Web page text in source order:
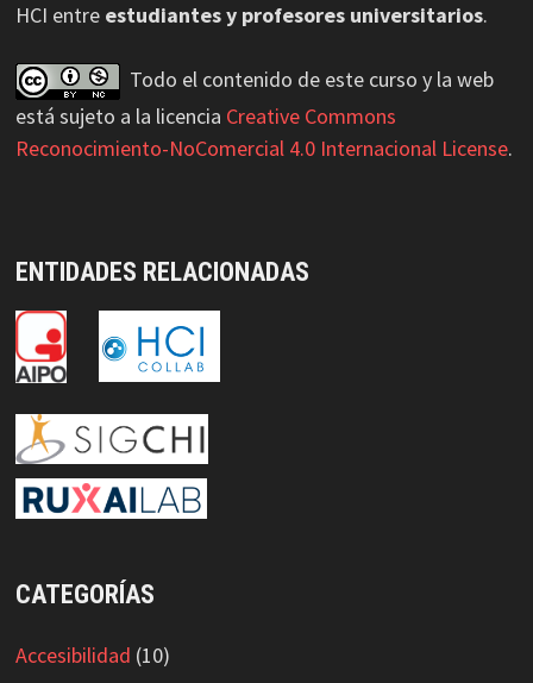
HCI entre estudiantes y profesores universitarios.
Todo el contenido de este curso y la web
está sujeto a la licencia Creative Commons
Reconocimiento-NoComercial 4.0 Internacional License.
ENTIDADES RELACIONADAS
CATEGORÍAS
Accesibilidad (10)